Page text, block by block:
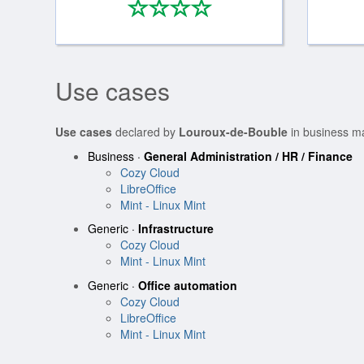
****
0/4
Use cases
Use cases declared by Louroux-de-Bouble in business
Business ·General Administration / HR / Finance
Cozy Cloud
LibreOffice
Mint - Linux Mint
Generic ·Infrastructure
Cozy Cloud
Mint - Linux Mint
Generic ·Office automation
Cozy Cloud
LibreOffice
Mint - Linux Mint